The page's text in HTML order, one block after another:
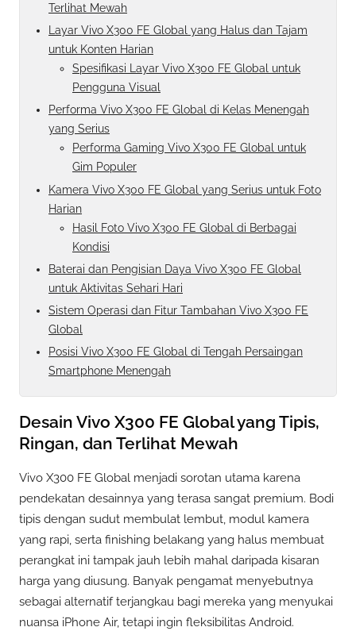
Terlihat Mewah
Layar Vivo X300 FE Global yang Halus dan Tajam
untuk Konten Harian
Spesifikasi Layar Vivo X300 FE Global untuk
Pengguna Visual
Performa Vivo X300 FE Global di Kelas Menengah
yang Serius
Performa Gaming Vivo X300 FE Global untuk
Gim Populer
Kamera Vivo X300 FE Global yang Serius untuk Foto
Harian
Hasil Foto Vivo X300 FE Global di Berbagai
Kondisi
Baterai dan Pengisian Daya Vivo X300 FE Global
untuk Aktivitas Sehari Hari
Sistem Operasi dan Fitur Tambahan Vivo X300 FE
Global
Posisi Vivo X300 FE Global di Tengah Persaingan
Smartphone Menengah
Desain Vivo X300 FE Global yang Tipis,
Ringan, dan Terlihat Mewah
Vivo X300 FE Global menjadi sorotan utama karena
pendekatan desainnya yang terasa sangat premium. Bodi
tipis dengan sudut membulat lembut, modul kamera
yang rapi, serta finishing belakang yang halus membuat
perangkat ini tampak jauh lebih mahal daripada kisaran
harga yang diusung. Banyak pengamat menyebutnya
sebagai alternatif terjangkau bagi mereka yang menyukai
nuansa iPhone Air, tetapi ingin fleksibilitas Android.